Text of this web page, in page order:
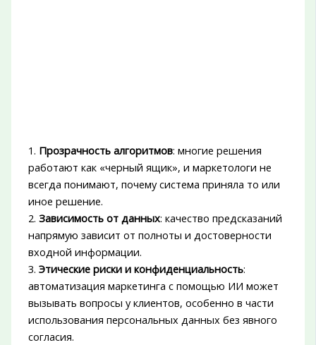
1. Прозрачность алгоритмов: многие решения
работают как «черный ящик», и маркетологи не
всегда понимают, почему система приняла то или
иное решение.
2. Зависимость от данных: качество предсказаний
напрямую зависит от полноты и достоверности
входной информации.
3. Этические риски и конфиденциальность:
автоматизация маркетинга с помощью ИИ может
вызывать вопросы у клиентов, особенно в части
использования персональных данных без явного
согласия.